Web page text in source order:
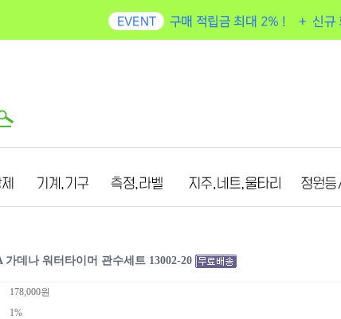
가데나 워터타이머 관수세트 13002-20
178,000원
1%